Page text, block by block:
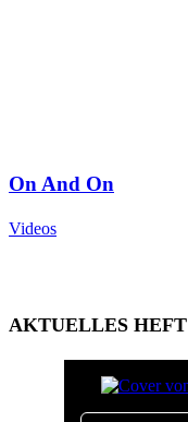
On And On
Videos
AKTUELLES HEFT